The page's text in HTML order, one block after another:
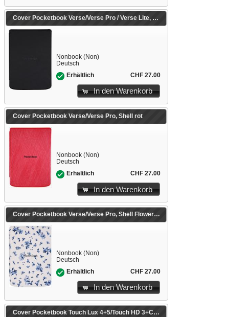
Cover Pocketbook Verse/Verse Pro / Verse Lite, Shell schwarz
Nonbook (Non)
Deutsch
Erhältlich
CHF 27.00
In den Warenkorb
Cover Pocketbook Verse/Verse Pro, Shell rot
Nonbook (Non)
Deutsch
Erhältlich
CHF 27.00
In den Warenkorb
Cover Pocketbook Verse/Verse Pro, Shell Flowers
Nonbook (Non)
Deutsch
Erhältlich
CHF 27.00
In den Warenkorb
Cover Pocketbook Touch Lux 4+5/Touch HD 3+Color Shell grau